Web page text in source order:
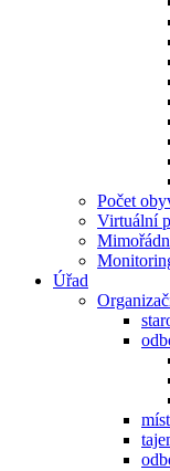
Počet
Virtuální
Úřad